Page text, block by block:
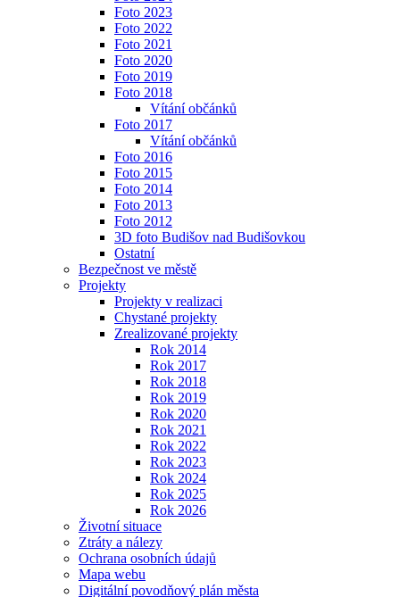
Foto 2023
Foto 2022
Foto 2021
Foto 2020
Foto 2019
Foto 2018
Vítání občánků
Foto 2017
Vítání občánků
Foto 2016
Foto 2015
Foto 2014
Foto 2013
Foto 2012
3D foto Budišov nad Budišovkou
Ostatní
Bezpečnost ve městě
Projekty
Projekty v realizaci
Chystané projekty
Zrealizované projekty
Rok 2014
Rok 2017
Rok 2018
Rok 2019
Rok 2020
Rok 2021
Rok 2022
Rok 2023
Rok 2024
Rok 2025
Rok 2026
Životní situace
Ztráty a nálezy
Ochrana osobních údajů
Mapa webu
Digitální povodňový plán města